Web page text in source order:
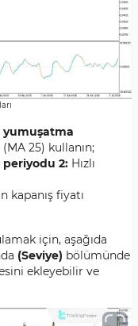
25) kullanın;
2: Hızlı
kapanış fiyatı
için, aşağıda
(Seviye) bölümünde
ekleyebilir ve